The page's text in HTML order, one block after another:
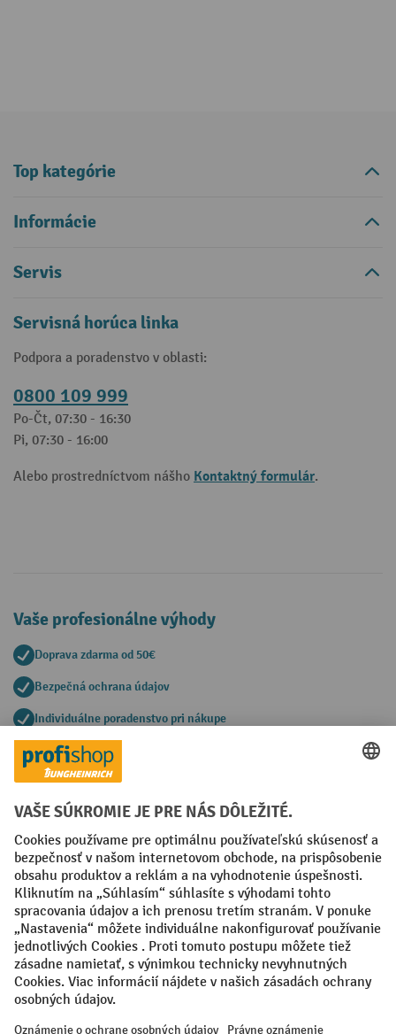
Top kategórie
Informácie
Servis
Servisná horúca linka
Podpora a poradenstvo v oblasti:
0800 109 999
Po-Čt, 07:30 - 16:30
Pi, 07:30 - 16:00
Alebo prostredníctvom nášho Kontaktný formulár.
Vaše profesionálne výhody
Doprava zdarma od 50€
Bezpečná ochrana údajov
Individuálne poradenstvo pri nákupe
Spôsoby platby
Faktúra Predplatba
Sociálne siete
Facebook
YouTube
LinkedIn